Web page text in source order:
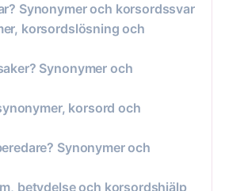
Synonymer och korsordssvar
korsordslösning och
Synonymer och
korsord och
Synonymer och
betydelse och korsordshjälp